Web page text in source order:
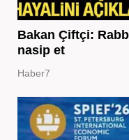
Bakan Çiftçi:
nasip et
Haber7